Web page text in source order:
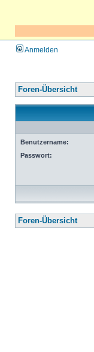
Anmelden
Foren-Übersicht
Benutzername:
Passwort:
Foren-Übersicht